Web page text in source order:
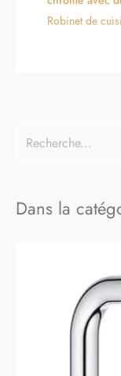
Robinet de
Dans la